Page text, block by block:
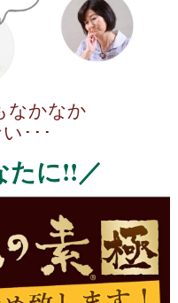
なかなか
･･･
たに!!／